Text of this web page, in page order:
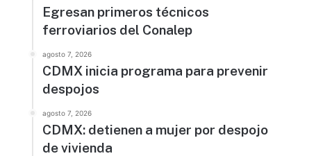
Egresan primeros técnicos
ferroviarios del Conalep
agosto 7, 2026
CDMX inicia programa para prevenir
despojos
agosto 7, 2026
CDMX: detienen a mujer por despojo
de vivienda